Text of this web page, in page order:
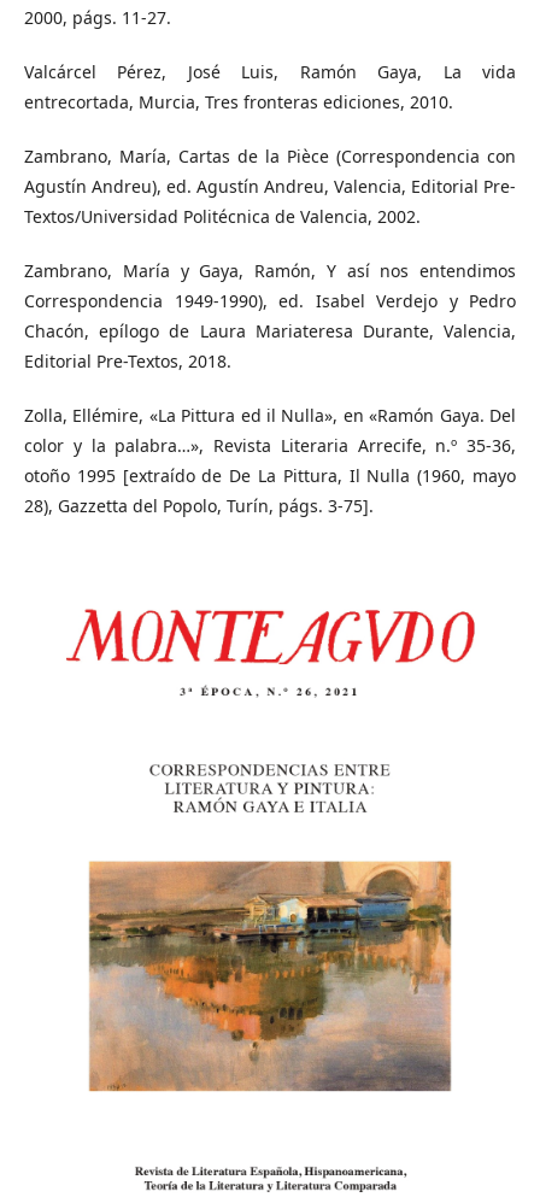
2000, págs. 11-27.
Valcárcel Pérez, José Luis, Ramón Gaya, La vida
entrecortada, Murcia, Tres fronteras ediciones, 2010.
Zambrano, María, Cartas de la Pièce (Correspondencia con
Agustín Andreu), ed. Agustín Andreu, Valencia, Editorial Pre-
Textos/Universidad Politécnica de Valencia, 2002.
Zambrano, María y Gaya, Ramón, Y así nos entendimos
Correspondencia 1949-1990), ed. Isabel Verdejo y Pedro
Chacón, epílogo de Laura Mariateresa Durante, Valencia,
Editorial Pre-Textos, 2018.
Zolla, Ellémire, «La Pittura ed il Nulla», en «Ramón Gaya. Del
color y la palabra…», Revista Literaria Arrecife, n.º 35-36,
otoño 1995 [extraído de De La Pittura, Il Nulla (1960, mayo
28), Gazzetta del Popolo, Turín, págs. 3-75].